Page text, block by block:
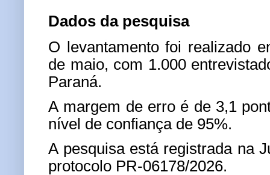
Dados da pesquisa
O levantamento foi realizado
de maio, com 1.000
Paraná.
A margem de erro é de 3,1
nível de confiança de 95%.
A pesquisa está registrada na
protocolo PR-06178/2026.